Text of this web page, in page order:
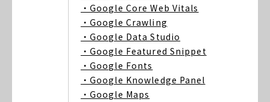
・Google Core Web Vitals
・Google Crawling
・Google Data Studio
・Google Featured Snippet
・Google Fonts
・Google Knowledge Panel
・Google Maps